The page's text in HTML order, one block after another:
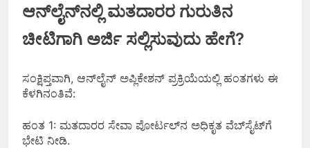
ಆನ್‌ಲೈನ್‌ನಲ್ಲಿ ಮತದಾರರ ಗುರುತಿನ
ಚೀಟಿಗಾಗಿ ಅರ್ಜಿ ಸಲ್ಲಿಸುವುದು ಹೇಗೆ?
ಸಂಕ್ಷಿಪ್ತವಾಗಿ, ಆನ್‌ಲೈನ್ ಅಪ್ಲಿಕೇಶನ್ ಪ್ರಕ್ರಿಯೆಯಲ್ಲಿ ಹಂತಗಳು ಈ
ಕೆಳಗಿನಂತಿವೆ:
ಹಂತ 1: ಮತದಾರರ ಸೇವಾ ಪೋರ್ಟಲ್‌ನ ಅಧಿಕೃತ ವೆಬ್‌ಸೈಟ್‌ಗೆ
ಭೇಟಿ ನೀಡಿ.